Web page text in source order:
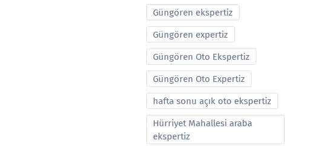
Güngören ekspertiz
Güngören expertiz
Güngören Oto Ekspertiz
Güngören Oto Expertiz
hafta sonu açık oto ekspertiz
Hürriyet Mahallesi araba
ekspertiz